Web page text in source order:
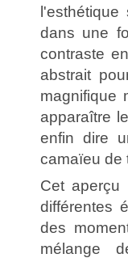
dans une
contraste
abstrait
magnifique
apparaître
enfin dire
camaïeu de
Cet
différentes
des
mélange